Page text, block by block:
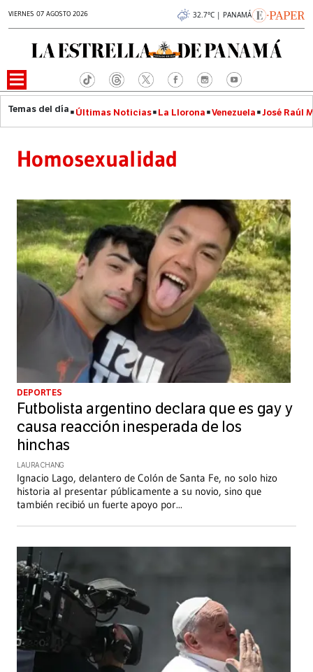
VIERNES 07 AGOSTO 2026 32.7°C | PANAMÁ
Últimas Noticias La Llorona Venezuela José Raúl
Homosexualidad
DEPORTES
Futbolista argentino declara que es gay y
causa reacción inesperada de los
hinchas
LAURA CHANG
Ignacio Lago, delantero de Colón de Santa Fe, no solo hizo
historia al presentar públicamente a su novio, sino que
también recibió un fuerte apoyo por...